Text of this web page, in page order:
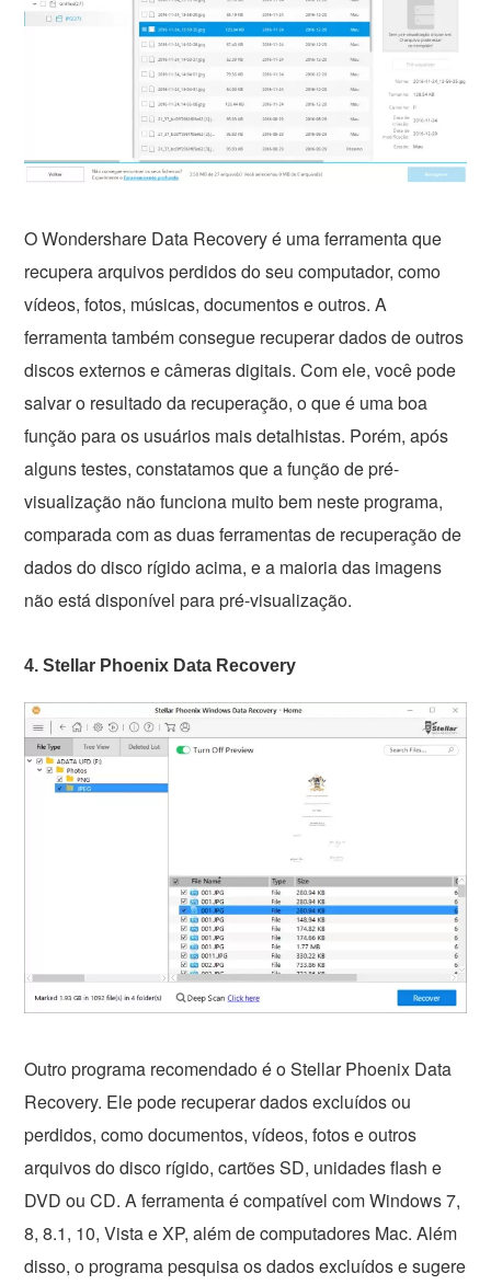
O Wondershare Data Recovery é uma ferramenta que
recupera arquivos perdidos do seu computador, como
vídeos, fotos, músicas, documentos e outros. A
ferramenta também consegue recuperar dados de outros
discos externos e câmeras digitais. Com ele, você pode
salvar o resultado da recuperação, o que é uma boa
função para os usuários mais detalhistas. Porém, após
alguns testes, constatamos que a função de pré-
visualização não funciona muito bem neste programa,
comparada com as duas ferramentas de recuperação de
dados do disco rígido acima, e a maioria das imagens
não está disponível para pré-visualização.
4. Stellar Phoenix Data Recovery
Outro programa recomendado é o Stellar Phoenix Data
Recovery. Ele pode recuperar dados excluídos ou
perdidos, como documentos, vídeos, fotos e outros
arquivos do disco rígido, cartões SD, unidades flash e
DVD ou CD. A ferramenta é compatível com Windows 7,
8, 8.1, 10, Vista e XP, além de computadores Mac. Além
disso, o programa pesquisa os dados excluídos e sugere